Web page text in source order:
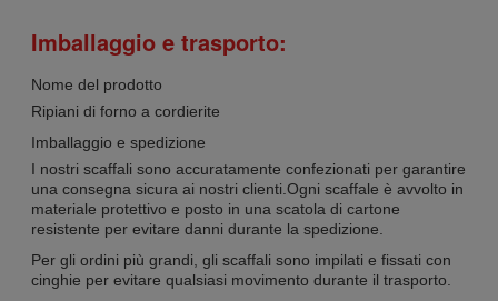
Imballaggio e trasporto:
Nome del prodotto
Ripiani di forno a cordierite
Imballaggio e spedizione
I nostri scaffali sono accuratamente confezionati per garantire
una consegna sicura ai nostri clienti.Ogni scaffale è avvolto in
materiale protettivo e posto in una scatola di cartone
resistente per evitare danni durante la spedizione.
Per gli ordini più grandi, gli scaffali sono impilati e fissati con
cinghie per evitare qualsiasi movimento durante il trasporto.